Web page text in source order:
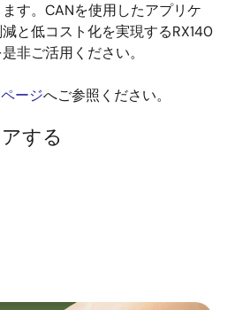
す。CANを使用したアプリケ
と低コスト化を実現するRX140
非ご活用ください。
ージへご参照ください。
する